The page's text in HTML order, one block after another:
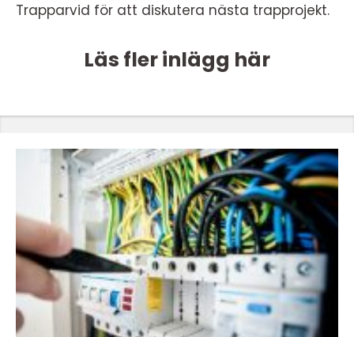
Trapparvid för att diskutera nästa trapprojekt.
Läs fler inlägg här